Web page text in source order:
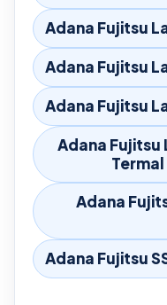
Adana Fujitsu
Adana Fujitsu
Adana Fujitsu
Adana Fujitsu
Adana
Adana Fujitsu